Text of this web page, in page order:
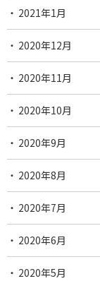
2021年1月
2020年12月
2020年11月
2020年10月
2020年9月
2020年8月
2020年7月
2020年6月
2020年5月